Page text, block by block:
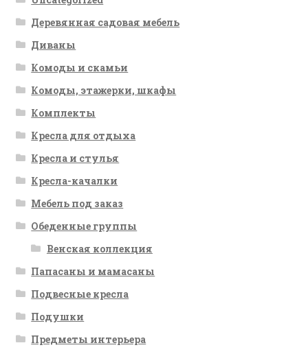
Деревянная садовая мебель
Диваны
Комоды и скамьи
Комоды, этажерки, шкафы
Комплекты
Кресла для отдыха
Кресла и стулья
Кресла-качалки
Мебель под заказ
Обеденные группы
Венская коллекция
Папасаны и мамасаны
Подвесные кресла
Подушки
Предметы интерьера